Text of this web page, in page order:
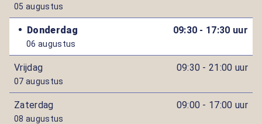
05 augustus
Donderdag
06 augustus
09:30 - 17:30 uur
Vrijdag
07 augustus
09:30 - 21:00 uur
Zaterdag
08 augustus
09:00 - 17:00 uur